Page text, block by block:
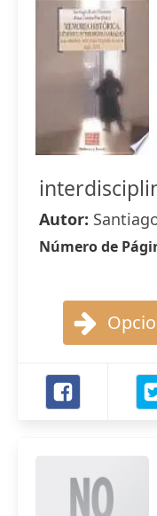
Autor:
Número de